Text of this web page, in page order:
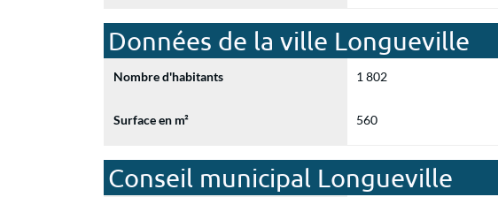
Données de la ville Longueville
Nombre d'habitants 1 802
Surface en m² 560
Conseil municipal Longueville